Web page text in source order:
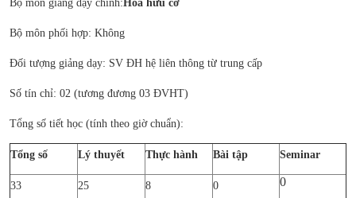
HTQT
Bộ môn giảng dạy chính:Hóa hữu cơ
Bộ môn phối hợp: Không
Đối tượng giảng dạy: SV ĐH hệ liên thông từ trung cấp
Số tín chỉ: 02 (tương đương 03 ĐVHT)
Tổng số tiết học (tính theo giờ chuẩn):
Tổng số Lý thuyết Thực hành Bài tập Seminar
33 25 8 0 0